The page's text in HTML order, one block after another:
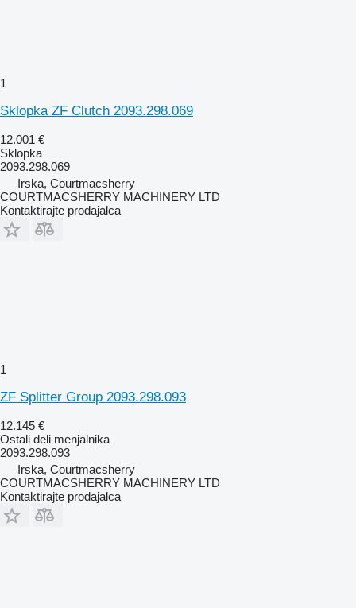
1
Sklopka ZF Clutch 2093.298.069
12.001 €
Sklopka
2093.298.069
Irska, Courtmacsherry
COURTMACSHERRY MACHINERY LTD
Kontaktirajte prodajalca
1
ZF Splitter Group 2093.298.093
12.145 €
Ostali deli menjalnika
2093.298.093
Irska, Courtmacsherry
COURTMACSHERRY MACHINERY LTD
Kontaktirajte prodajalca